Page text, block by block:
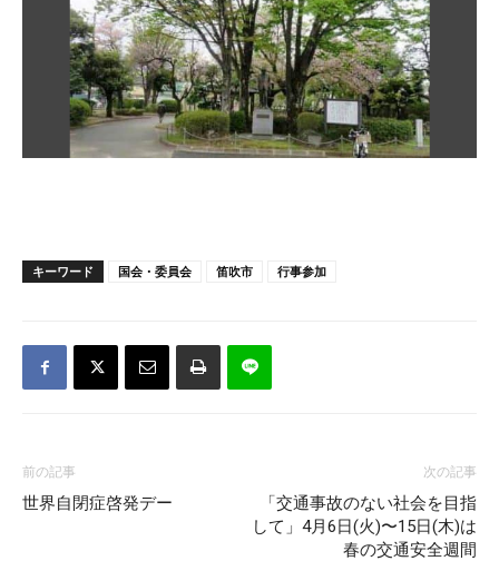
キーワード 国会・委員会 笛吹市 行事参加
前の記事
世界自閉症啓発デー
次の記事
「交通事故のない社会を目指
して」4月6日(火)〜15日(木)は
春の交通安全週間